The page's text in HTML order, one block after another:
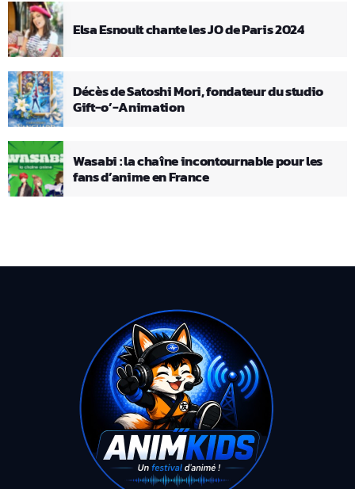
Elsa Esnoult chante les JO de Paris 2024
Décès de Satoshi Mori, fondateur du studio
Gift-o’-Animation
Wasabi : la chaîne incontournable pour les
fans d’anime en France